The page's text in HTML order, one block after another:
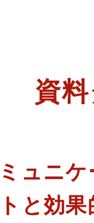
資
ュニケ
と効果